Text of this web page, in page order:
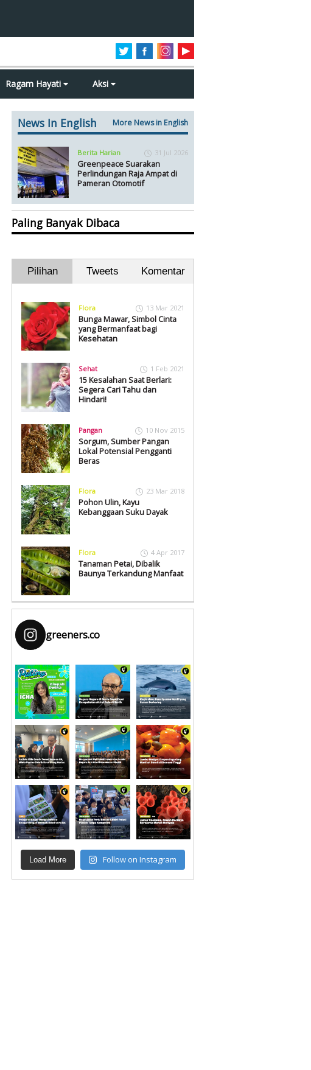
Ragam Hayati Aksi
News In English More News in English
Berita Harian 31 Jul 2026
Greenpeace Suarakan
Perlindungan Raja Ampat di
Pameran Otomotif
Paling Banyak Dibaca
Pilihan Tweets Komentar
Flora 13 Mar 2021
Bunga Mawar, Simbol Cinta
yang Bermanfaat bagi
Kesehatan
Sehat 1 Feb 2021
15 Kesalahan Saat Berlari:
Segera Cari Tahu dan
Hindari!
Pangan 10 Nov 2015
Sorgum, Sumber Pangan
Lokal Potensial Pengganti
Beras
Flora 23 Mar 2018
Pohon Ulin, Kayu
Kebanggaan Suku Dayak
Flora 4 Apr 2017
Tanaman Petai, Dibalik
Baunya Terkandung Manfaat
greeners.co
Load More Follow on Instagram